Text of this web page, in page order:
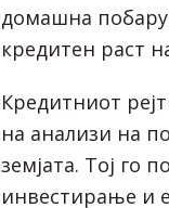
домашна
кредитен раст
Кредитниот
на анализи на
земјата. Тој го
инвестирање и